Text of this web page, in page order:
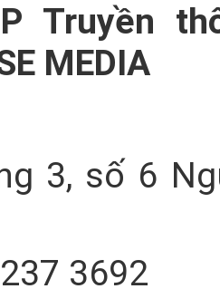
Truyền
MEDIA
3, số 6
3692